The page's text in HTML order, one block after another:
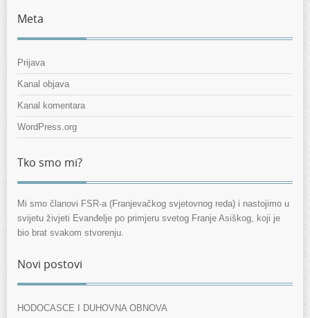
Meta
Prijava
Kanal objava
Kanal komentara
WordPress.org
Tko smo mi?
Mi smo članovi FSR-a (Franjevačkog svjetovnog reda) i nastojimo u
svijetu živjeti Evanđelje po primjeru svetog Franje Asiškog, koji je
bio brat svakom stvorenju.
Novi postovi
HODOCASCE I DUHOVNA OBNOVA